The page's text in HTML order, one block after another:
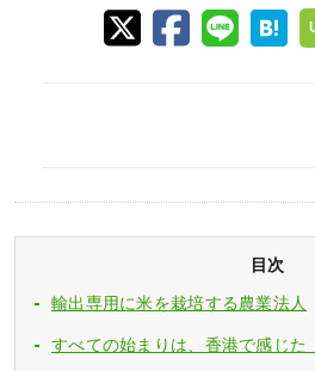
目次
輸出専用に米を栽培する農業法人
すべての始まりは、香港で感じた